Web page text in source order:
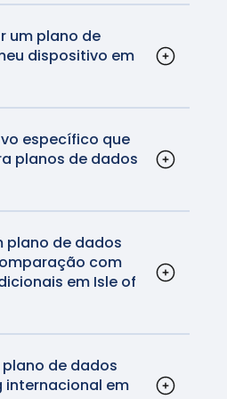
são ativados com um eSIM
físico.
smartphones, tablets e
que suportam a
pode ver a lista
um plano de
dispositivo em
bastante simples. Você
de ativação para iOS e
específico que
planos de dados
com a tecnologia eSIM.
e smartwatches
plano de dados
com
em Isle of
permitem a troca fácil
trocar os cartões
plano de dados
internacional em